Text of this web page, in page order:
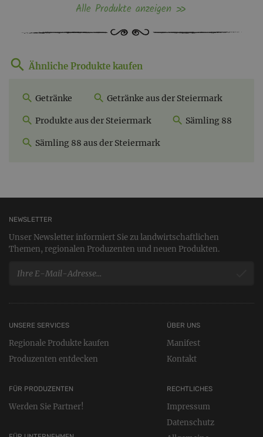
Alle Produkte anzeigen
Ähnliche Produkte kaufen
Getränke Getränke aus der Steiermark
Produkte aus der Steiermark Sämling 88
Sämling 88 aus der Steiermark
NEWSLETTER
Unser Newsletter informiert Sie zu landwirtschaftlichen
Themen, regionalen Produzenten und neuen Produkten.
UNSERE SERVICES
Regionale Produkte kaufen
Produzenten entdecken
FÜR PRODUZENTEN
Werden Sie Partner!
RECHTLICHES
Impressum
Datenschutz
ÜBER UNS
Manifest
Kontakt